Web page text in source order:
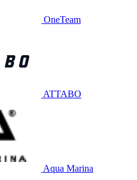
OneTeam
ATTABO
Aqua Marina